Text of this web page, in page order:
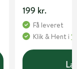
199 kr.
Få leveret
Klik & Hent i